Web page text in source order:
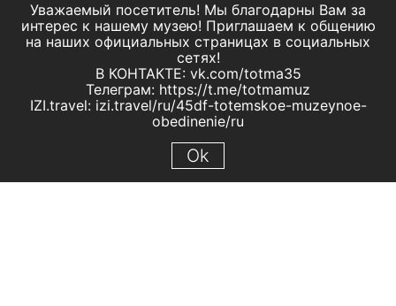
Уважаемый посетитель! Мы благодарны Вам за
интерес к нашему музею! Приглашаем к общению
на наших официальных страницах в социальных
сетях!
В КОНТАКТЕ: vk.com/totma35
Телеграм: https://t.me/totmamuz
IZI.travel: izi.travel/ru/45df-totemskoe-muzeynoe-
obedinenie/ru
Ok